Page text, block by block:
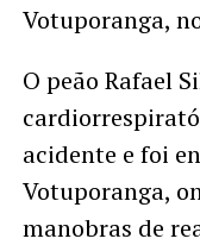
Votuporanga,
O peão Rafael
acidente e foi
Votuporanga,
manobras de